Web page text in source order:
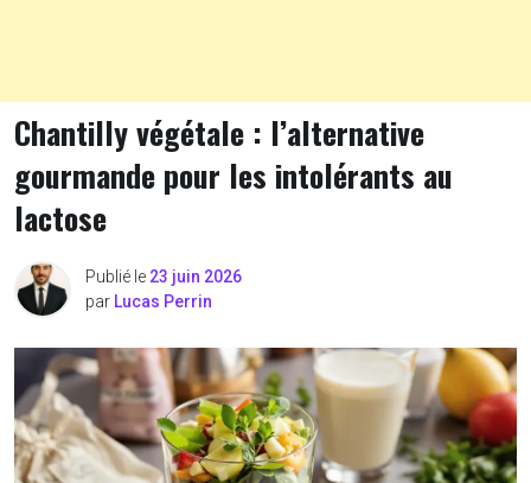
Chantilly végétale : l’alternative
gourmande pour les intolérants au
lactose
Publié le 23 juin 2026
par Lucas Perrin